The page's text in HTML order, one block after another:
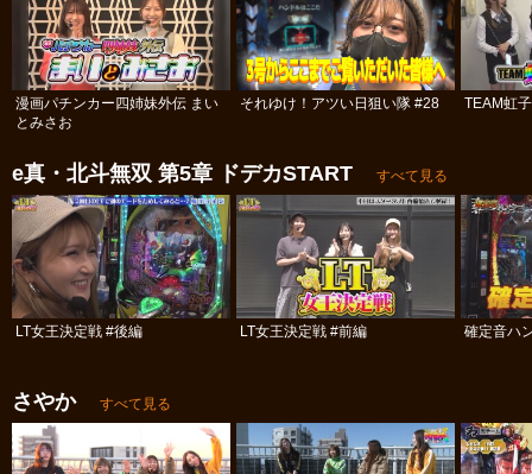
漫画パチンカー四姉妹外伝 まい
とみさお
それゆけ！アツい日狙い隊 #28 TEAM虹
e真・北斗無双 第5章 ドデカSTART すべて見る
LT女王決定戦 #後編 LT女王決定戦 #前編 確定音ハ
さやか すべて見る